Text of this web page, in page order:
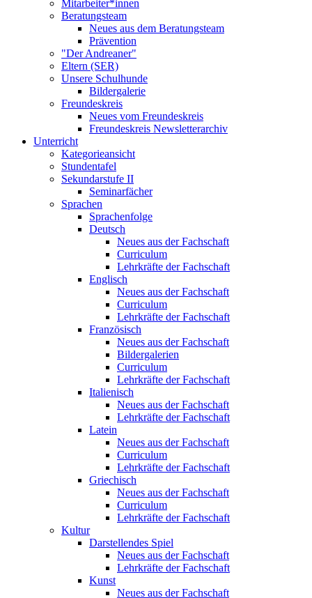
Mitarbeiter*innen
Beratungsteam
Neues aus dem Beratungsteam
Prävention
"Der Andreaner"
Eltern (SER)
Unsere Schulhunde
Bildergalerie
Freundeskreis
Neues vom Freundeskreis
Freundeskreis Newsletterarchiv
Unterricht
Kategorieansicht
Stundentafel
Sekundarstufe II
Seminarfächer
Sprachen
Sprachenfolge
Deutsch
Neues aus der Fachschaft
Curriculum
Lehrkräfte der Fachschaft
Englisch
Neues aus der Fachschaft
Curriculum
Lehrkräfte der Fachschaft
Französisch
Neues aus der Fachschaft
Bildergalerien
Curriculum
Lehrkräfte der Fachschaft
Italienisch
Neues aus der Fachschaft
Lehrkräfte der Fachschaft
Latein
Neues aus der Fachschaft
Curriculum
Lehrkräfte der Fachschaft
Griechisch
Neues aus der Fachschaft
Curriculum
Lehrkräfte der Fachschaft
Kultur
Darstellendes Spiel
Neues aus der Fachschaft
Lehrkräfte der Fachschaft
Kunst
Neues aus der Fachschaft